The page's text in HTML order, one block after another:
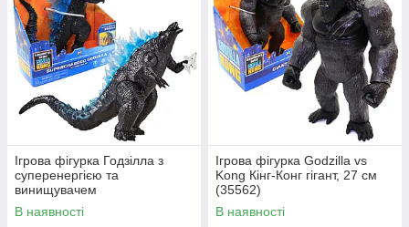
Ігрова фігурка Годзілла з
суперенергією та
винищувачем
«MonsterVerse» Godzilla vs
Kong 16*13*6 см (35310)
В наявності
Ігрова фігурка Godzilla vs
Kong Кінг-Конг гігант, 27 см
(35562)
В наявності